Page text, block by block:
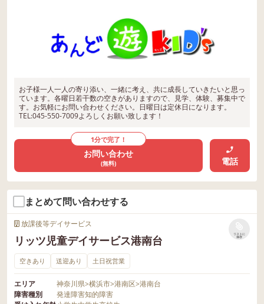
お子様一人一人の寄り添い、一緒に考え、共に成長していきたいと思っ
ています。各曜日若干数の空きがありますので、見学、体験、募集中で
す。お気軽にお問い合わせください。日曜日は定休日になります。
TEL:045-550-7009よろしくお願い致します！
1分で完了！
お問い合わせ
(無料) 電話
まとめて問い合わせする
放課後等デイサービス
リッツ児童デイサービス港南台
リストに
保存
空きあり 送迎あり 土日祝営業
エリア 神奈川県>横浜市>港南区>港南台
障害種別
発達障害知的障害